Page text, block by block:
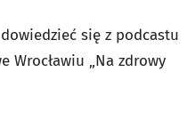
się z podcastu
Wrocławiu „Na zdrowy